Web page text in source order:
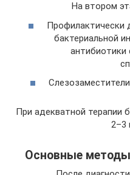
На втором
Профилактически
бактериальной
При адекватной терапии
2–3
Основные